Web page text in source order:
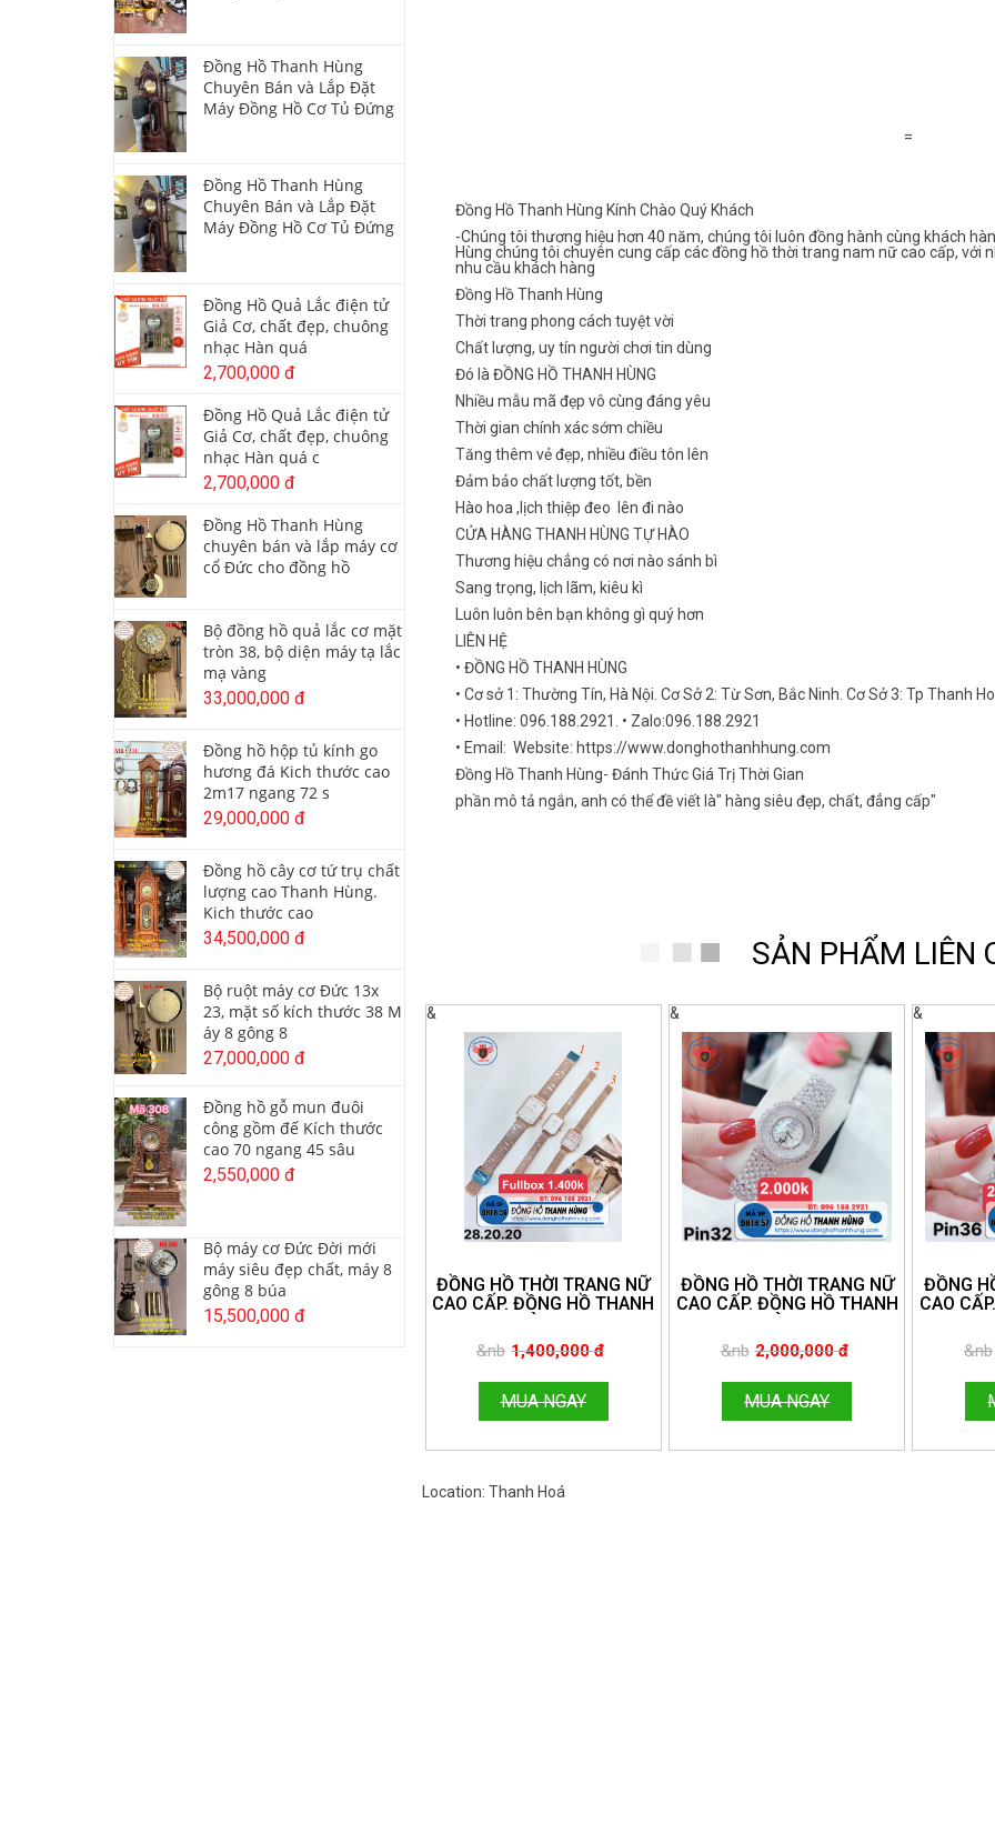
=
Đồng Hồ Thanh Hùng Kính Chào Quý Khách
-Chúng tôi thương hiệu hơn 40 năm, chúng tôi luôn đồng hành cùng khách
Hùng chúng tôi chuyên cung cấp các đồng hồ thời trang nam nữ cao cấp, với
nhu cầu khách hàng
Đồng Hồ Thanh Hùng
Thời trang phong cách tuyệt vời
Chất lượng, uy tín người chơi tin dùng
Đó là ĐỒNG HỒ THANH HÙNG
Nhiều mẫu mã đẹp vô cùng đáng yêu
Thời gian chính xác sớm chiều
Tăng thêm vẻ đẹp, nhiều điều tôn lên
Đảm bảo chất lượng tốt, bền
Hào hoa ,lịch thiệp đeo lên đi nào
CỬA HÀNG THANH HÙNG TỰ HÀO
Thương hiệu chẳng có nơi nào sánh bì
Sang trọng, lịch lãm, kiêu kì
Luôn luôn bên bạn không gì quý hơn
LIÊN HỆ
• ĐỒNG HỒ THANH HÙNG
• Cơ sở 1: Thường Tín, Hà Nội. Cơ Sở 2: Từ Sơn, Bắc Ninh. Cơ Sở 3: Tp Thanh
• Hotline: 096.188.2921. • Zalo:096.188.2921
• Email: Website: https://www.donghothanhhung.com
Đồng Hồ Thanh Hùng- Đánh Thức Giá Trị Thời Gian
phần mô tả ngắn, anh có thể đề viết là" hàng siêu đẹp, chất, đẳng cấp"
SẢN PHẨM LIÊN
&
ĐỒNG HỒ THỜI TRANG NỮ
CAO CẤP. ĐỒNG HỒ THANH
HOTLINE:096.188.2921
&nb 1,400,000 đ
MUA NGAY
&
ĐỒNG HỒ THỜI TRANG NỮ
CAO CẤP. ĐỒNG HỒ THANH
HOTLINE:096.188.2921
&nb 2,000,000 đ
MUA NGAY
&
ĐỒNG
CAO
&nb
Location: Thanh Hoá
Đồng Hồ Thanh Hùng
Chuyên Bán và Lắp Đặt
Máy Đồng Hồ Cơ Tủ Đứng
Đồng Hồ Thanh Hùng
Chuyên Bán và Lắp Đặt
Máy Đồng Hồ Cơ Tủ Đứng
Đồng Hồ Quả Lắc điện tử
Giả Cơ, chất đẹp, chuông
nhạc Hàn quá
2,700,000 đ
Đồng Hồ Quả Lắc điện tử
Giả Cơ, chất đẹp, chuông
nhạc Hàn quá c
2,700,000 đ
Đồng Hồ Thanh Hùng
chuyên bán và lắp máy cơ
cổ Đức cho đồng hồ
Bộ đồng hồ quả lắc cơ mặt
tròn 38, bộ diện máy tạ lắc
mạ vàng
33,000,000 đ
Đồng hồ hộp tủ kính go
hương đá Kich thước cao
2m17 ngang 72 s
29,000,000 đ
Đồng hồ cây cơ tứ trụ chất
lượng cao Thanh Hùng.
Kich thước cao
34,500,000 đ
Bộ ruột máy cơ Đức 13x
23, mặt số kích thước 38 M
áy 8 gông 8
27,000,000 đ
Đồng hồ gỗ mun đuôi
công gồm đế Kích thước
cao 70 ngang 45 sâu
2,550,000 đ
Bộ máy cơ Đức Đời mới
máy siêu đẹp chất, máy 8
gông 8 búa
15,500,000 đ